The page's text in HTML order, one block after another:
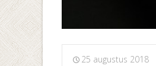
25 augustus 2018